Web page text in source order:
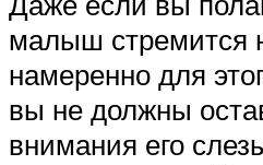
малыш стремится
намеренно для
вы не должны
внимания его